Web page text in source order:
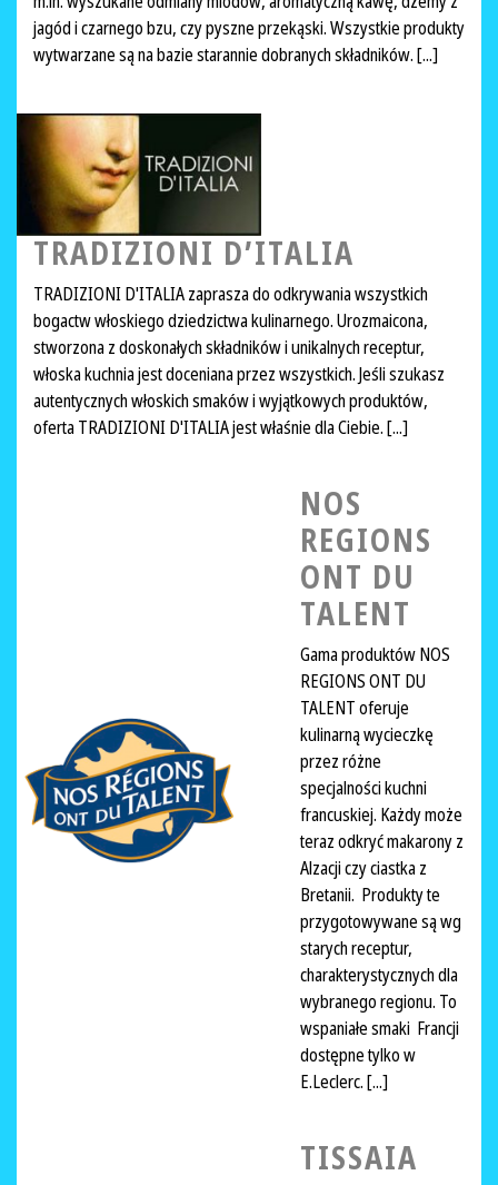
jagód i czarnego bzu, czy pyszne przekąski. Wszystkie produkty
wytwarzane są na bazie starannie dobranych składników. [...]
TRADIZIONI D’ITALIA
TRADIZIONI D'ITALIA zaprasza do odkrywania wszystkich
bogactw włoskiego dziedzictwa kulinarnego. Urozmaicona,
stworzona z doskonałych składników i unikalnych receptur,
włoska kuchnia jest doceniana przez wszystkich. Jeśli szukasz
autentycznych włoskich smaków i wyjątkowych produktów,
oferta TRADIZIONI D'ITALIA jest właśnie dla Ciebie. [...]
NOS
REGIONS
ONT DU
TALENT
Gama produktów NOS
REGIONS ONT DU
TALENT oferuje
kulinarną wycieczkę
przez różne
specjalności kuchni
francuskiej. Każdy może
teraz odkryć makarony z
Alzacji czy ciastka z
Bretanii. Produkty te
przygotowywane są wg
starych receptur,
charakterystycznych dla
wybranego regionu. To
wspaniałe smaki Francji
dostępne tylko w
E.Leclerc. [...]
TISSAIA